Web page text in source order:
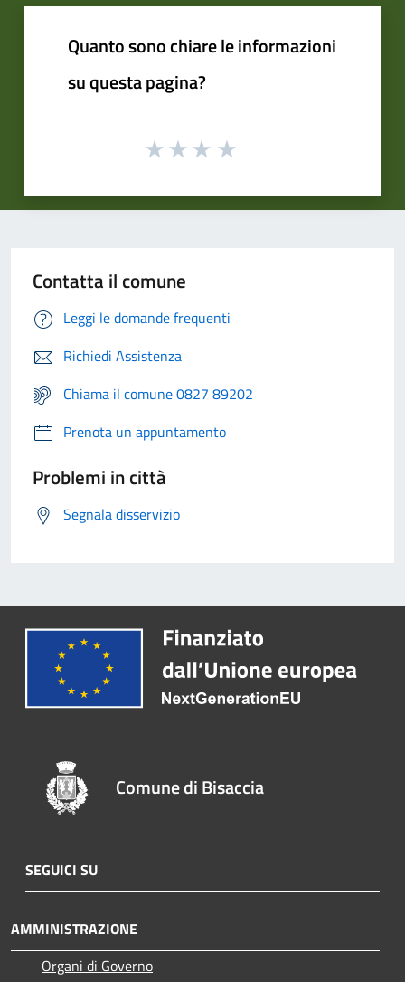
Quanto sono chiare le informazioni
su questa pagina?
Contatta il comune
Leggi le domande frequenti
Richiedi Assistenza
Chiama il comune 0827 89202
Prenota un appuntamento
Problemi in città
Segnala disservizio
Comune di Bisaccia
SEGUICI SU
AMMINISTRAZIONE
Organi di Governo